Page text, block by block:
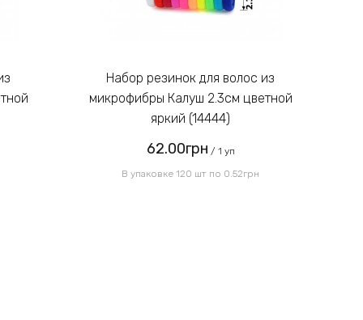
Набор резинок для волос из
микрофибры Калуш 2.3см цветной
яркий (14444)
62.00грн / 1 уп
В упаковке 120 шт по 0.52грн